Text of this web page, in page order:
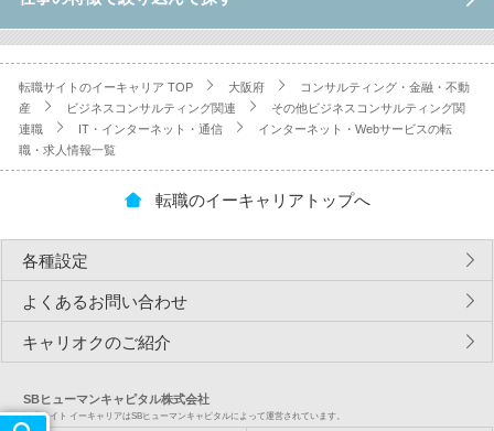
転職サイトのイーキャリア TOP 大阪府
コンサルティング・金融・不動
産
ビジネスコンサルティング関連
その他ビジネスコンサルティング関
連職
IT・インターネット・通信
インターネット・Webサービスの転
職・求人情報一覧
転職のイーキャリアトップへ
各種設定
よくあるお問い合わせ
キャリオクのご紹介
SBヒューマンキャピタル株式会社
転職サイト イーキャリアはSBヒューマンキャピタルによって運営されています。